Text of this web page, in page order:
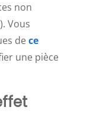
non
Vous
dece
une pièce